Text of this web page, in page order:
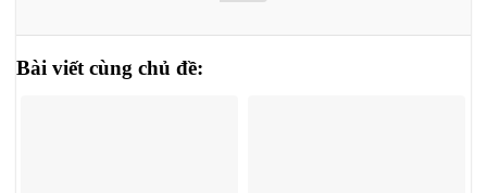
Bài viết cùng chủ đề: